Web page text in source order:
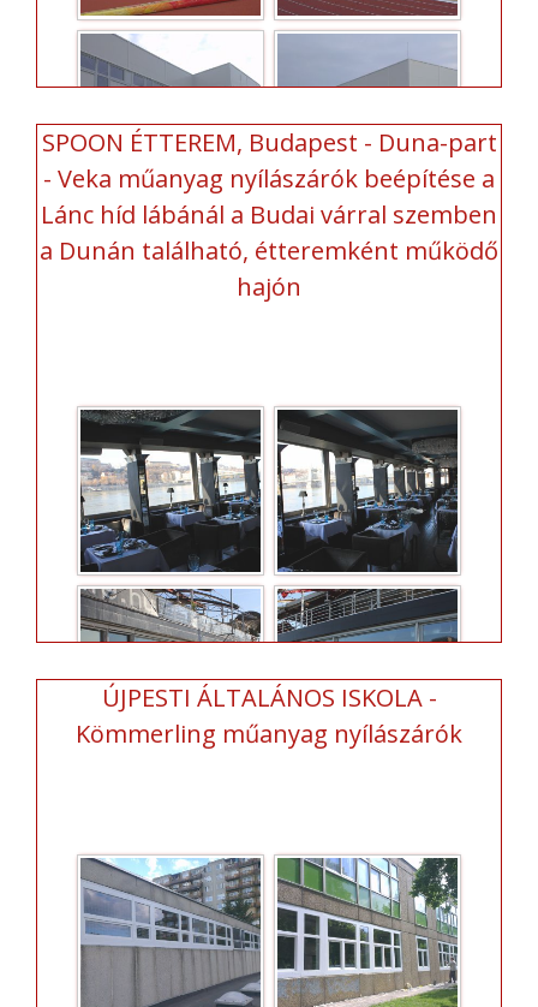
SPOON ÉTTEREM, Budapest - Duna-part
- Veka műanyag nyílászárók beépítése a
Lánc híd lábánál a Budai várral szemben
a Dunán található, étteremként működő
hajón
ÚJPESTI ÁLTALÁNOS ISKOLA -
Kömmerling műanyag nyílászárók